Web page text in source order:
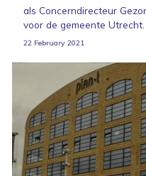
als Concerndirecteur
voor de gemeente
22 February 2021